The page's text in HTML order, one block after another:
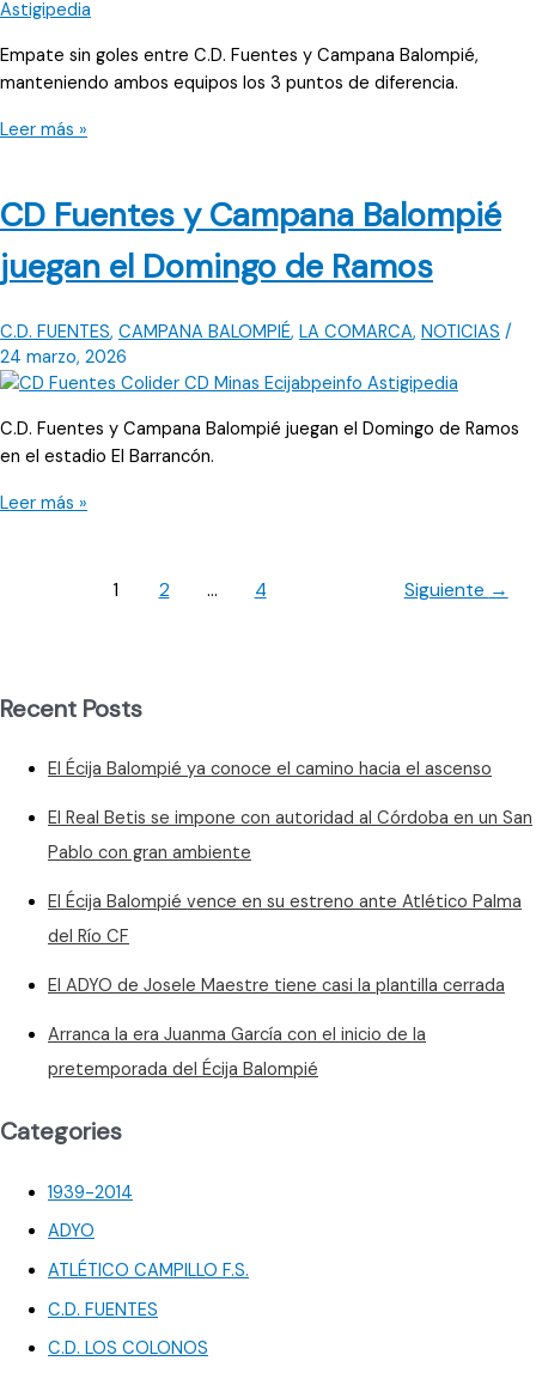
liga
Empate sin goles entre C.D. Fuentes y Campana Balompié,
manteniendo ambos equipos los 3 puntos de diferencia.
El
goles
CD
y
Campana
Balompié
la
tabla
Leer más »
CD Fuentes y Campana Balompié
juegan el Domingo de Ramos
C.D. FUENTES, CAMPANA BALOMPIÉ, LA COMARCA, NOTICIAS /
24 marzo, 2026
C.D. Fuentes y Campana Balompié juegan el Domingo de Ramos
en el estadio El Barrancón.
CD
Domingo
de
Leer más »
1 2 … 4 Siguiente →
Recent Posts
El Écija Balompié ya conoce el camino hacia el ascenso
El Real Betis se impone con autoridad al Córdoba en un San
Pablo con gran ambiente
El Écija Balompié vence en su estreno ante Atlético Palma
del Río CF
El ADYO de Josele Maestre tiene casi la plantilla cerrada
Arranca la era Juanma García con el inicio de la
pretemporada del Écija Balompié
Categories
1939-2014
ADYO
ATLÉTICO CAMPILLO F.S.
C.D. FUENTES
C.D. LOS COLONOS